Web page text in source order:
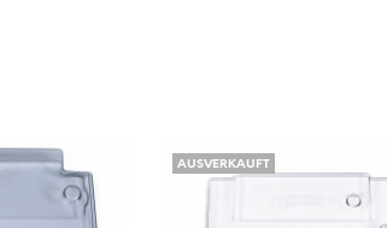
AUSVERKAUFT